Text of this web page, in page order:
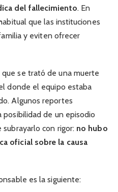
del fallecimiento. En
que las instituciones
y eviten ofrecer
se trató de una muerte
donde el equipo estaba
Algunos reportes
de un episodio
con rigor: no hubo
oficial sobre la causa
es la siguiente: